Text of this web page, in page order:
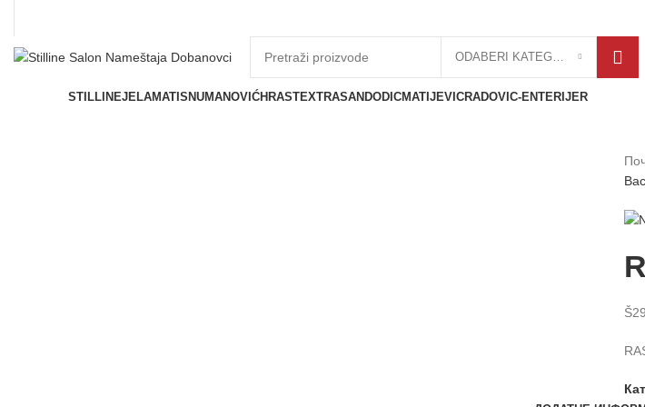
ODABERI KATEGORIJU
STILLINEJELAMATISNUMANOVIĆHRASTEXTRASANDODICMATIJEVICRADOVIC-ENTERIJER